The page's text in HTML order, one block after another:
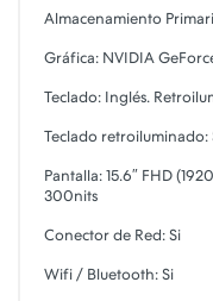
Almacenamiento
Gráfica: NVIDIA
Teclado: Inglés.
Teclado retroiluminado:
Pantalla: 15.6″ FHD
300nits
Conector de Red: Si
Wifi / Bluetooth: Si